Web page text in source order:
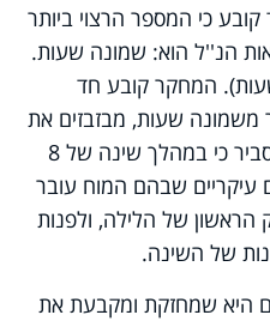
כי המספר הרצוי ביותר
הנ''ל הוא: שמונה שעות.
המחקר קובע חד
משמונה שעות, מבזבזים את
זמנם לריק! פרופ' סטיקגולד מסביר כי במהלך שינה של 8
עיקריים שבהם המוח עובר
הראשון של הלילה, ולפנות
של השינה.
היא שמחזקת ומקבעת את